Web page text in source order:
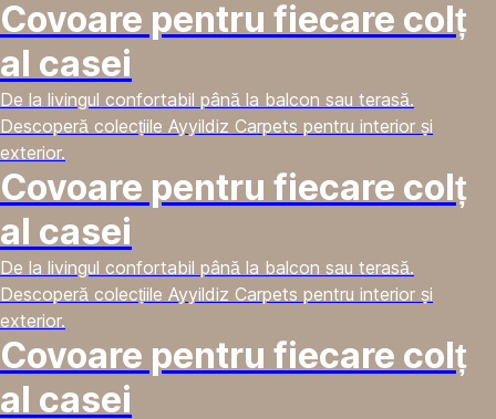
Covoare pentru fiecare colț
al casei
De la livingul confortabil până la balcon sau terasă.
Descoperă colecțiile Ayyildiz Carpets pentru interior și
exterior.
Covoare pentru fiecare colț
al casei
De la livingul confortabil până la balcon sau terasă.
Descoperă colecțiile Ayyildiz Carpets pentru interior și
exterior.
Covoare pentru fiecare colț
al casei